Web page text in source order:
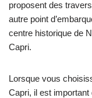
proposent des
autre point
centre historique de
Capri.
Lorsque vous
Capri, il est